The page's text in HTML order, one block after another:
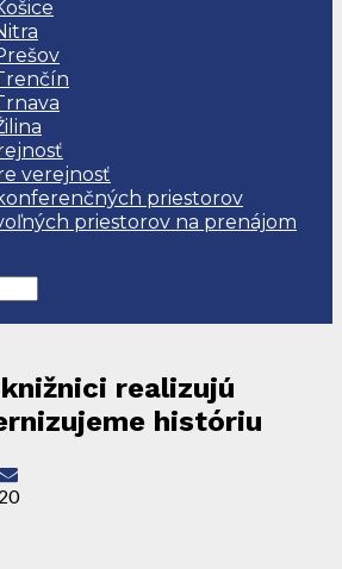
verejnosť
priestorov
priestorov na prenájom
realizujú
históriu